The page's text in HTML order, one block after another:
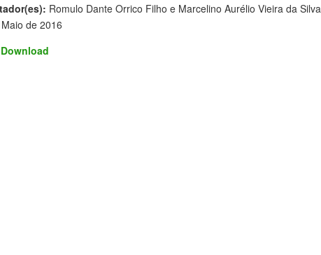
Romulo Dante Orrico Filho e Marcelino Aurélio Vieira da Silva
de 2016
Download